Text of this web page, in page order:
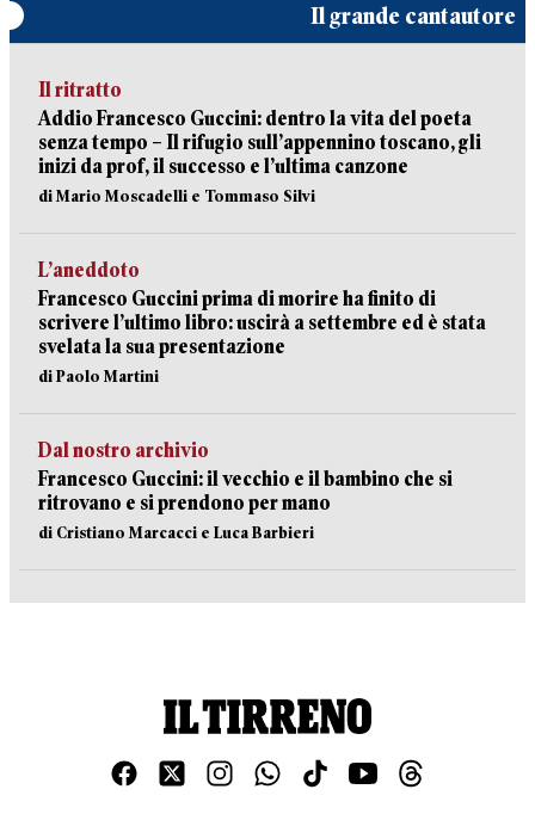
Il grande cantautore
Il ritratto
Addio Francesco Guccini: dentro la vita del poeta
senza tempo – Il rifugio sull’appennino toscano, gli
inizi da prof, il successo e l’ultima canzone
di Mario Moscadelli e Tommaso Silvi
L’aneddoto
Francesco Guccini prima di morire ha finito di
scrivere l’ultimo libro: uscirà a settembre ed è stata
svelata la sua presentazione
di Paolo Martini
Dal nostro archivio
Francesco Guccini: il vecchio e il bambino che si
ritrovano e si prendono per mano
di Cristiano Marcacci e Luca Barbieri